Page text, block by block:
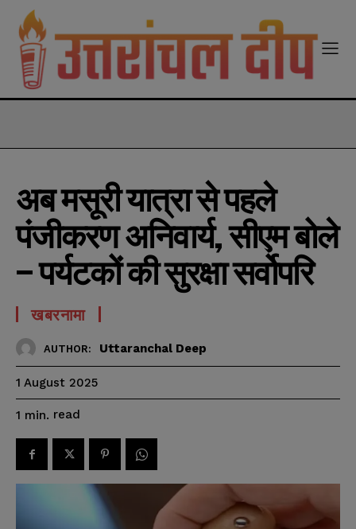
अब मसूरी यात्रा से पहले
पंजीकरण अनिवार्य, सीएम बोले
– पर्यटकों की सुरक्षा सर्वोपरि
खबरनामा
AUTHOR: Uttaranchal Deep
1 August 2025
1 min. read